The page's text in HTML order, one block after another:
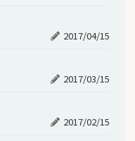
2017/04/15
2017/03/15
2017/02/15